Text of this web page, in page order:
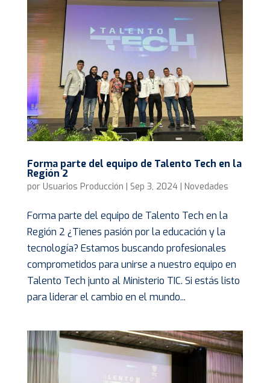
Forma parte del equipo de Talento Tech en la
Región 2
por Usuarios Producción Sep 3, 2024| Novedades
Forma parte del equipo de Talento Tech en la
Región 2 ¿Tienes pasión por la educación y la
tecnología? Estamos buscando profesionales
comprometidos para unirse a nuestro equipo en
Talento Tech junto al Ministerio TIC. Si estás listo
para liderar el cambio en el mundo...